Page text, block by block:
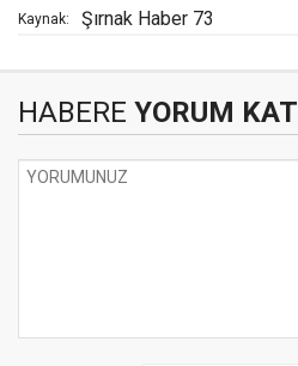
Kaynak: Şırnak Haber 73
HABERE YORUM KAT